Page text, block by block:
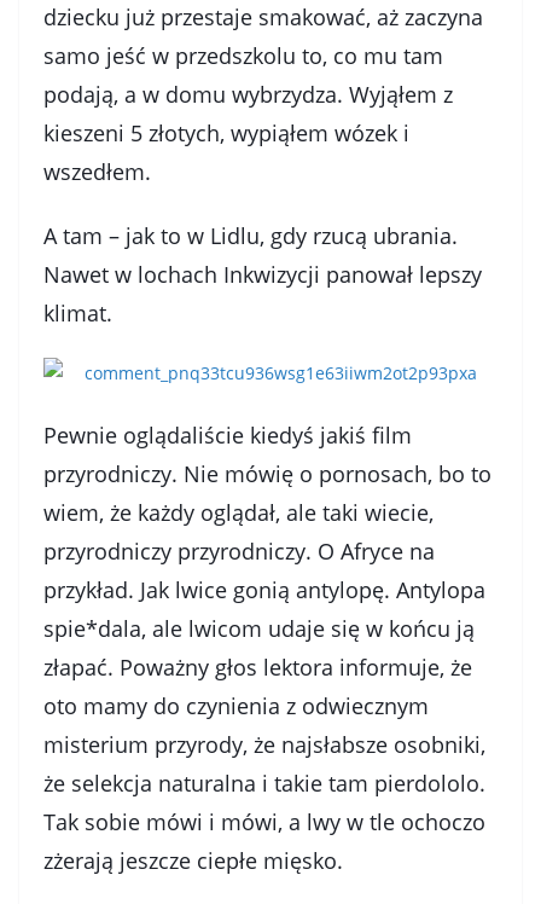
dziecku już przestaje smakować, aż zaczyna
samo jeść w przedszkolu to, co mu tam
podają, a w domu wybrzydza. Wyjąłem z
kieszeni 5 złotych, wypiąłem wózek i
wszedłem.
A tam – jak to w Lidlu, gdy rzucą ubrania.
Nawet w lochach Inkwizycji panował lepszy
klimat.
Pewnie oglądaliście kiedyś jakiś film
przyrodniczy. Nie mówię o pornosach, bo to
wiem, że każdy oglądał, ale taki wiecie,
przyrodniczy przyrodniczy. O Afryce na
przykład. Jak lwice gonią antylopę. Antylopa
spie*dala, ale lwicom udaje się w końcu ją
złapać. Poważny głos lektora informuje, że
oto mamy do czynienia z odwiecznym
misterium przyrody, że najsłabsze osobniki,
że selekcja naturalna i takie tam pierdololo.
Tak sobie mówi i mówi, a lwy w tle ochoczo
zżerają jeszcze ciepłe mięsko.